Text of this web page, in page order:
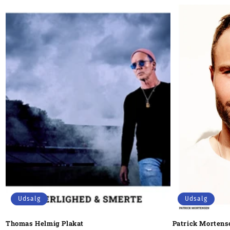
Udsalg
Thomas Helmig Plakat
Udsalg
Patrick